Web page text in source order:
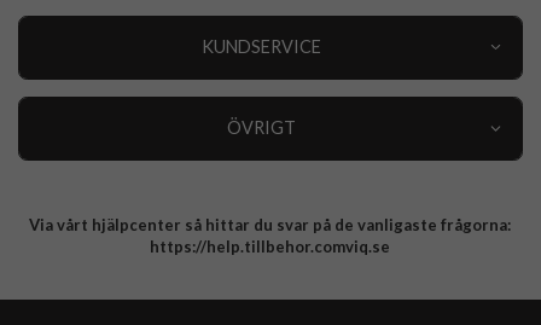
KUNDSERVICE
ÖVRIGT
Integritetspolicy
Via vårt hjälpcenter så hittar du svar på de vanligaste frågorna:
https://help.tillbehor.comviq.se